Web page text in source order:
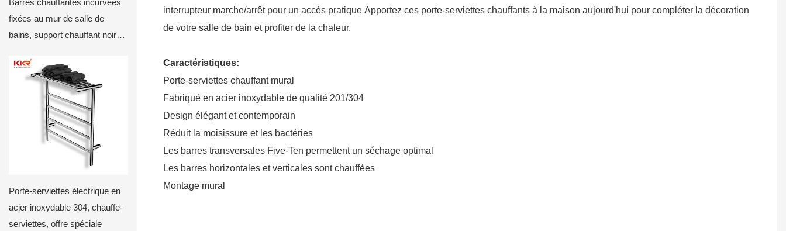
Barres chauffantes incurvées
fixées au mur de salle de
bains, support chauffant noir
Porte-serviettes électrique en
acier inoxydable 304, chauffe-
serviettes, offre spéciale
interrupteur marche/arrêt pour un accès pratique Apportez ces porte-serviettes chauffants à la maison aujourd'hui pour compléter la décoration
de votre salle de bain et profiter de la chaleur.
Caractéristiques:
Porte-serviettes chauffant mural
Fabriqué en acier inoxydable de qualité 201/304
Design élégant et contemporain
Réduit la moisissure et les bactéries
Les barres transversales Five-Ten permettent un séchage optimal
Les barres horizontales et verticales sont chauffées
Montage mural